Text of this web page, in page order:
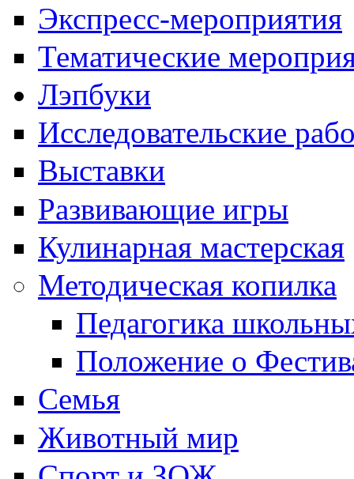
Экспресс-мероприятия
Тематические
Лэпбуки
Исследовательские
Выставки
Развивающие игры
Кулинарная мастерская
Методическая копилка
Педагогика
Положение о
Семья
Животный мир